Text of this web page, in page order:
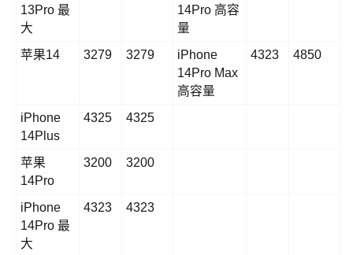
13Pro 最
大
14Pro 高容
量
苹果14 3279 3279
iPhone
14Pro Max
高容量
4323 4850
iPhone
14Plus
4325 4325
苹果
14Pro
3200 3200
iPhone
14Pro 最
大
4323 4323